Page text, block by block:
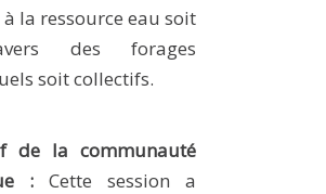
à la ressource eau soit
des forages
soit collectifs.
de la communauté
: Cette session a